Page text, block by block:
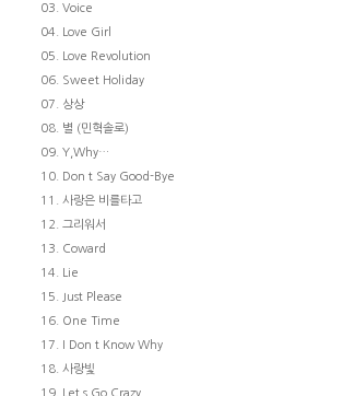
03. Voice
04. Love Girl
05. Love Revolution
06. Sweet Holiday
07. 상상
08. 별 (민혁솔로)
09. Y,Why…
10. Don t Say Good-Bye
11. 사랑은 비를타고
12. 그리워서
13. Coward
14. Lie
15. Just Please
16. One Time
17. I Don t Know Why
18. 사랑빛
19. Let s Go Crazy